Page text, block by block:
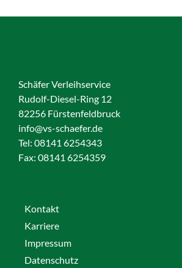
Schäfer Verleihservice
Rudolf-Diesel-Ring 12
82256 Fürstenfeldbruck
info@vs-schaefer.de
Tel: 08141 6254343
Fax: 08141 6254359
Kontakt
Karriere
Impressum
Datenschutz